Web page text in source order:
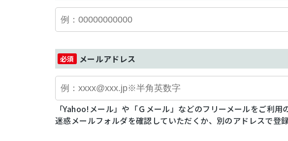
メールアドレス
「Yahoo!メール」や「Ｇメール」などのフリーメールをご利
迷惑メールフォルダを確認していただくか、別のアドレスで登録